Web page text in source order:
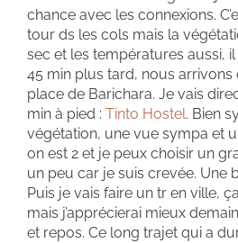
chance avec les connexions.
tour ds les cols mais la
sec et les températures aussi, il
45 min plus tard, nous arrivons
place de Barichara. Je vais
min à pied : Tinto Hostel. Bien
végétation, une vue sympa et
on est 2 et je peux choisir un
un peu car je suis crevée. Une
Puis je vais faire un tr en ville,
mais j’apprécierai mieux
et repos. Ce long trajet qui a